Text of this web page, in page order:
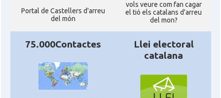
Portal de Castellers d'arreu
del món
vols veure com fan cagar
el tió els catalans d'arreu
del mon?
75.000Contactes
Llei electoral
catalana